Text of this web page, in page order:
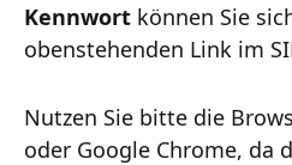
Kennwort können Sie
obenstehenden Link im
Nutzen Sie bitte die
oder Google Chrome, da